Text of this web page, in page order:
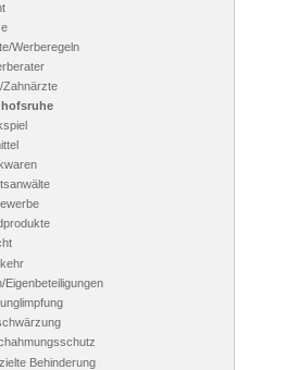
Werberegeln
Zahnärzte
Eigenbeteiligungen
Behinderung